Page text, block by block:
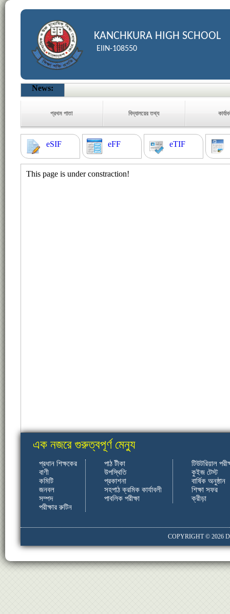
KANCHKURA HIGH SCHOOL
EIIN-108550
News:
প্রথম পাতা বিদ্যালয়ের তথ্য
eSIF eFF eTIF
This page is under constraction!
এক নজরে গুরুত্বপূর্ণ মেন্যু
প্রধান শিক্ষকের
বাণী
কমিটি
জনবল
সম্পদ
পরীক্ষার রুটিন
পাঠ টীকা
উপস্থিতি
প্রকাশনা
সহপাঠ ক্রমিক কার্যাবলী
পাবলিক পরীক্ষা
টিউটরিয়াল
কুইজ টেস্ট
বার্ষিক অনুষ্ঠান
শিক্ষা সফর
ক্রীড়া
COPYRIGHT © 2026